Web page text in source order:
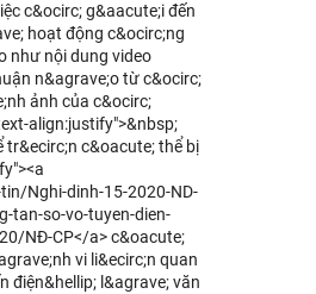
c&ocirc; g&aacute;i đến
hoạt động c&ocirc;ng
như nội dung video
n&agrave;o từ c&ocirc;
ảnh của c&ocirc;
align:justify">&nbsp;
c&oacute; thể bị
Nghi-dinh-15-2020-ND-
tan-so-vo-tuyen-dien-
NĐ-CP</a> c&oacute;
vi li&ecirc;n quan
điện&hellip; l&agrave; văn